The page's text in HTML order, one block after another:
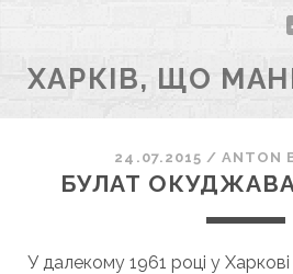
ХАРКІВ, ЩО
24.07.2015 / ANTON
БУЛАТ ОКУДЖАВА
У далекому 1961 році у